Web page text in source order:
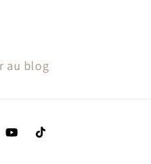
au blog
YouTubeTikTok